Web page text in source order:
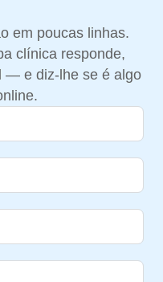
em poucas linhas.
clínica responde,
— e diz-lhe se é algo